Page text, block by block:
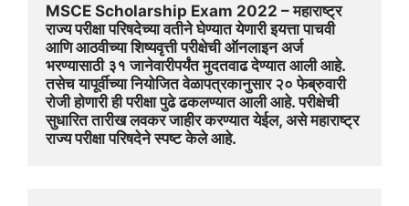
MSCE Scholarship Exam 2022 – महाराष्ट्र
राज्य परीक्षा परिषदेच्या वतीने घेण्यात येणारी इयत्ता पाचवी
आणि आठवीच्या शिष्यवृत्ती परीक्षेची ऑनलाइन अर्ज
भरण्यासाठी ३१ जानेवारीपर्यंत मुदतवाढ देण्यात आली आहे.
तसेच यापूर्वीच्या नियोजित वेळापत्रकानुसार २० फेब्रुवारी
रोजी होणारी ही परीक्षा पुढे ढकलण्यात आली आहे. परीक्षेची
सुधारित तारीख लवकर जाहीर करण्यात येईल, असे महाराष्ट्र
राज्य परीक्षा परिषदेने स्पष्ट केले आहे.